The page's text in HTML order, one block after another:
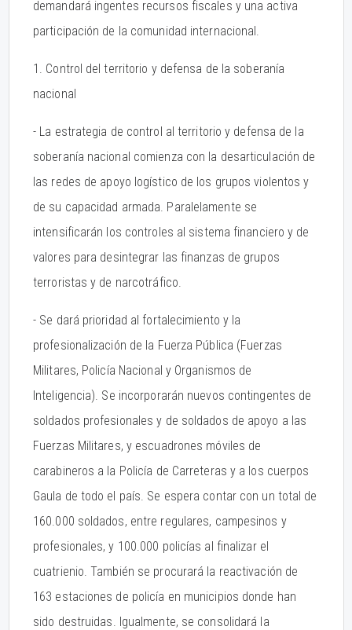
demandará ingentes recursos fiscales y una activa
participación de la comunidad internacional.
1. Control del territorio y defensa de la soberanía
nacional
- La estrategia de control al territorio y defensa de la
soberanía nacional comienza con la desarticulación de
las redes de apoyo logístico de los grupos violentos y
de su capacidad armada. Paralelamente se
intensificarán los controles al sistema financiero y de
valores para desintegrar las finanzas de grupos
terroristas y de narcotráfico.
- Se dará prioridad al fortalecimiento y la
profesionalización de la Fuerza Pública (Fuerzas
Militares, Policía Nacional y Organismos de
Inteligencia). Se incorporarán nuevos contingentes de
soldados profesionales y de soldados de apoyo a las
Fuerzas Militares, y escuadrones móviles de
carabineros a la Policía de Carreteras y a los cuerpos
Gaula de todo el país. Se espera contar con un total de
160.000 soldados, entre regulares, campesinos y
profesionales, y 100.000 policías al finalizar el
cuatrienio. También se procurará la reactivación de
163 estaciones de policía en municipios donde han
sido destruidas. Igualmente, se consolidará la